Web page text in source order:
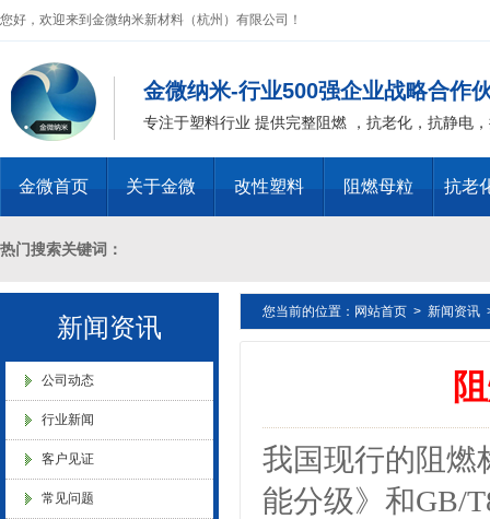
您好，欢迎来到金微纳米新材料（杭州）有限公司！
金微纳米-行业500强企业战略合作
专注于塑料行业 提供完整阻燃 ，抗老化，抗静电
金微首页 关于金微 改性塑料 阻燃母粒 抗老
热门搜索关键词：
十溴二苯乙烷母粒，三氧化二锑母粒，三氧化二锑替代物 PVC 无卤
燃 ABS阻燃 ，PA 阻燃，PET阻燃 ，PBT阻燃 ，环氧树脂阻燃，玻璃
化，抗静电母粒，阻燃料，抗老化料，环氧树脂抗老化，油漆涂料抗菌
新闻资讯
公司动态
行业新闻
客户见证
常见问题
金微纳米新材料 杭州）公司营
业执照
您当前的位置： 网站首页 > 新闻资讯
我国现行的阻燃
能分级》和GB/